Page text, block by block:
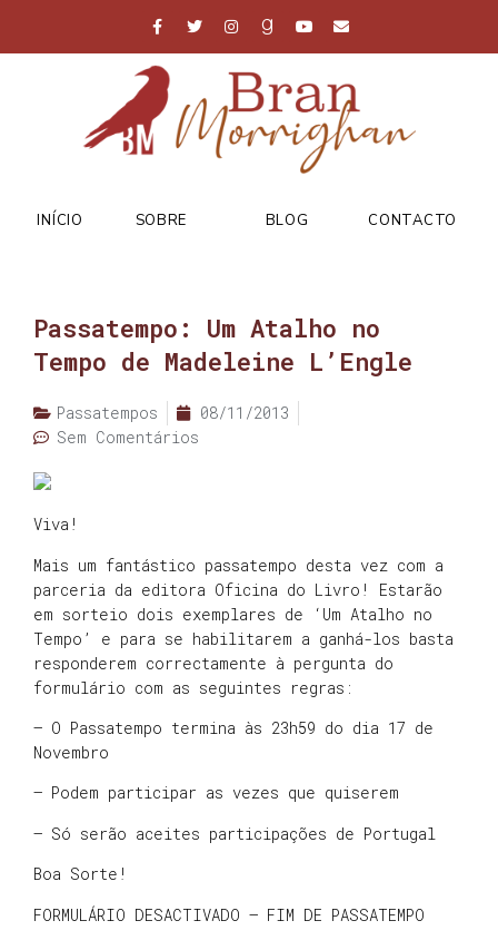
INÍCIO SOBRE BLOG CONTACTO
Passatempo: Um Atalho no
Tempo de Madeleine L’Engle
Passatempos
08/11/2013
Sem Comentários
Viva!
Mais um fantástico passatempo desta vez com a
parceria da editora Oficina do Livro! Estarão
em sorteio dois exemplares de ‘Um Atalho no
Tempo’ e para se habilitarem a ganhá-los basta
responderem correctamente à pergunta do
formulário com as seguintes regras:
– O Passatempo termina às 23h59 do dia 17 de
Novembro
– Podem participar as vezes que quiserem
– Só serão aceites participações de Portugal
Boa Sorte!
FORMULÁRIO DESACTIVADO – FIM DE PASSATEMPO